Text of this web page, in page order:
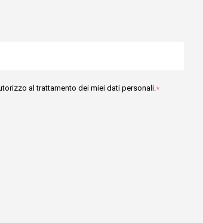
al trattamento dei miei dati personali.*